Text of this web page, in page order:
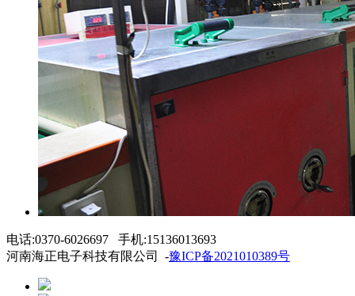
电话:0370-6026697 手机:15136013693
河南海正电子科技有限公司 -豫ICP备2021010389号